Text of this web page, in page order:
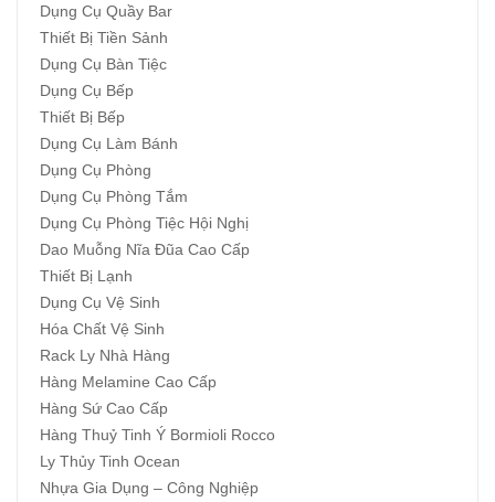
Dụng Cụ Quầy Bar
Thiết Bị Tiền Sảnh
Dụng Cụ Bàn Tiệc
Dụng Cụ Bếp
Thiết Bị Bếp
Dụng Cụ Làm Bánh
Dụng Cụ Phòng
Dụng Cụ Phòng Tắm
Dụng Cụ Phòng Tiệc Hội Nghị
Dao Muỗng Nĩa Đũa Cao Cấp
Thiết Bị Lạnh
Dụng Cụ Vệ Sinh
Hóa Chất Vệ Sinh
Rack Ly Nhà Hàng
Hàng Melamine Cao Cấp
Hàng Sứ Cao Cấp
Hàng Thuỷ Tinh Ý Bormioli Rocco
Ly Thủy Tinh Ocean
Nhựa Gia Dụng – Công Nghiệp